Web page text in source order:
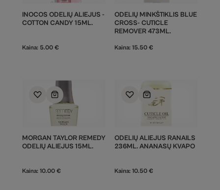
INOCOS ODELIŲ ALIEJUS -
COTTON CANDY 15ML.
Kaina: 5.00 €
ODELIŲ MINKŠTIKLIS BLUE
CROSS- CUTICLE
REMOVER 473ML.
Kaina: 15.50 €
MORGAN TAYLOR REMEDY
ODELIŲ ALIEJUS 15ML.
Kaina: 10.00 €
ODELIŲ ALIEJUS RANAILS
236ML. ANANASŲ KVAPO
Kaina: 10.50 €